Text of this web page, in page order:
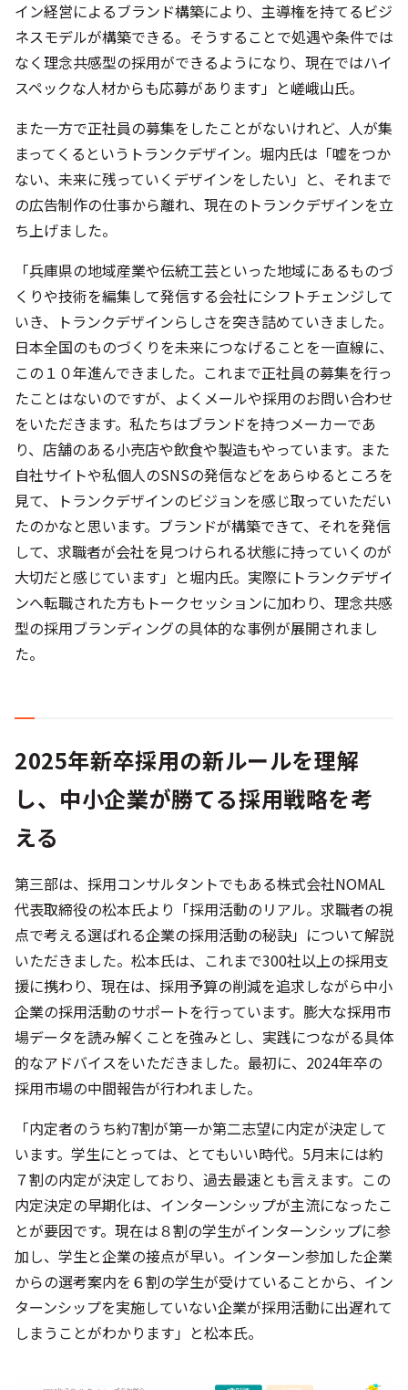
イン経営によるブランド構築により、主導権を持てるビジ
ネスモデルが構築できる。そうすることで処遇や条件では
なく理念共感型の採用ができるようになり、現在ではハイ
スペックな人材からも応募があります」と嵯峨山氏。
また一方で正社員の募集をしたことがないけれど、人が集
まってくるというトランクデザイン。堀内氏は「嘘をつか
ない、未来に残っていくデザインをしたい」と、それまで
の広告制作の仕事から離れ、現在のトランクデザインを立
ち上げました。
「兵庫県の地域産業や伝統工芸といった地域にあるものづ
くりや技術を編集して発信する会社にシフトチェンジして
いき、トランクデザインらしさを突き詰めていきました。
日本全国のものづくりを未来につなげることを一直線に、
この１０年進んできました。これまで正社員の募集を行っ
たことはないのですが、よくメールや採用のお問い合わせ
をいただきます。私たちはブランドを持つメーカーであ
り、店舗のある小売店や飲食や製造もやっています。また
自社サイトや私個人のSNSの発信などをあらゆるところを
見て、トランクデザインのビジョンを感じ取っていただい
たのかなと思います。ブランドが構築できて、それを発信
して、求職者が会社を見つけられる状態に持っていくのが
大切だと感じています」と堀内氏。実際にトランクデザイ
ンへ転職された方もトークセッションに加わり、理念共感
型の採用ブランディングの具体的な事例が展開されまし
た。
2025年新卒採用の新ルールを理解
し、中小企業が勝てる採用戦略を考
える
第三部は、採用コンサルタントでもある株式会社NOMAL
代表取締役の松本氏より「採用活動のリアル。求職者の視
点で考える選ばれる企業の採用活動の秘訣」について解説
いただきました。松本氏は、これまで300社以上の採用支
援に携わり、現在は、採用予算の削減を追求しながら中小
企業の採用活動のサポートを行っています。膨大な採用市
場データを読み解くことを強みとし、実践につながる具体
的なアドバイスをいただきました。最初に、2024年卒の
採用市場の中間報告が行われました。
「内定者のうち約7割が第一か第二志望に内定が決定して
います。学生にとっては、とてもいい時代。5月末には約
７割の内定が決定しており、過去最速とも言えます。この
内定決定の早期化は、インターンシップが主流になったこ
とが要因です。現在は８割の学生がインターンシップに参
加し、学生と企業の接点が早い。インターン参加した企業
からの選考案内を６割の学生が受けていることから、イン
ターンシップを実施していない企業が採用活動に出遅れて
しまうことがわかります」と松本氏。